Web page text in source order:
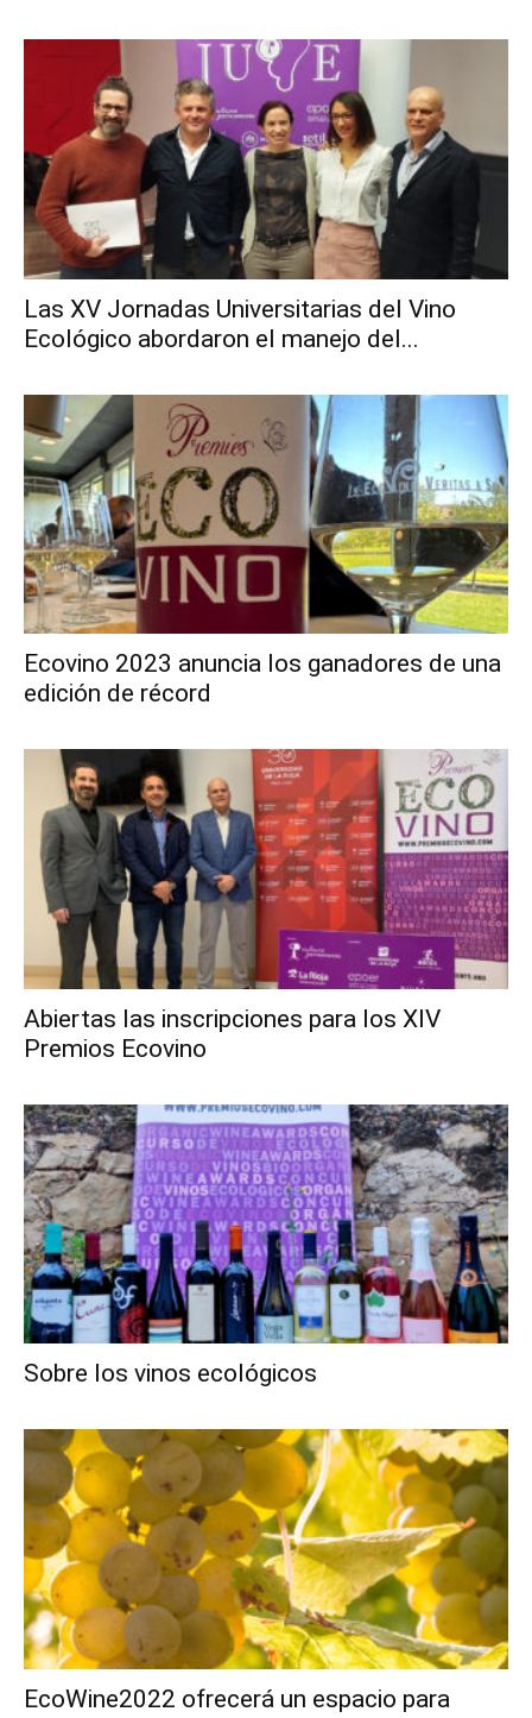
Las XV Jornadas Universitarias del Vino
Ecológico abordaron el manejo del...
Ecovino 2023 anuncia los ganadores de una
edición de récord
Abiertas las inscripciones para los XIV
Premios Ecovino
Sobre los vinos ecológicos
EcoWine2022 ofrecerá un espacio para